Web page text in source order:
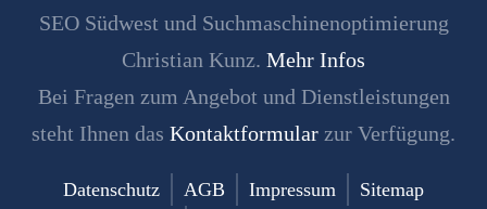
SEO Südwest und Suchmaschinenoptimierung
Christian Kunz. Mehr Infos
Bei Fragen zum Angebot und Dienstleistungen
steht Ihnen das Kontaktformular zur Verfügung.
Datenschutz AGB Impressum Sitemap